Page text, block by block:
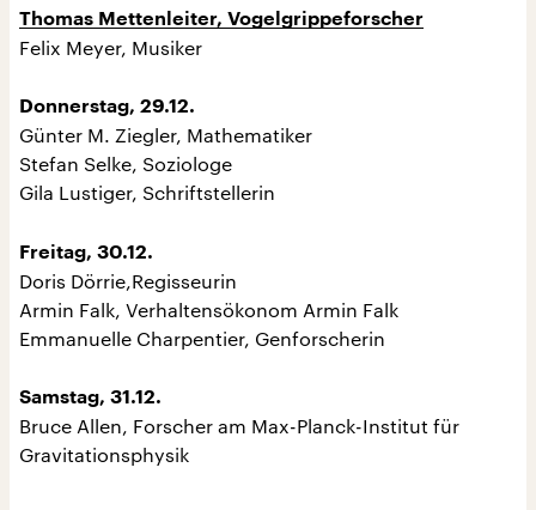
Thomas Mettenleiter, Vogelgrippeforscher
Felix Meyer, Musiker
Donnerstag, 29.12.
Günter M. Ziegler, Mathematiker
Stefan Selke, Soziologe
Gila Lustiger, Schriftstellerin
Freitag, 30.12.
Doris Dörrie,Regisseurin
Armin Falk, Verhaltensökonom Armin Falk
Emmanuelle Charpentier, Genforscherin
Samstag, 31.12.
Bruce Allen, Forscher am Max-Planck-Institut für
Gravitationsphysik